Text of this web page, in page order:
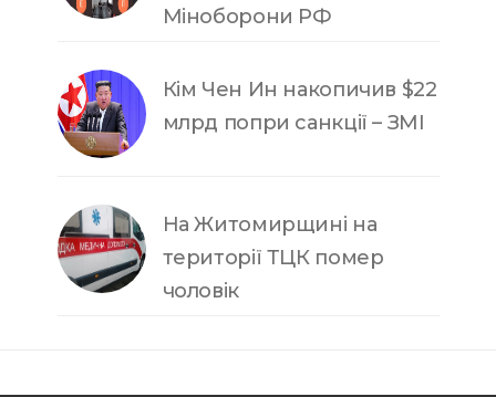
Міноборони РФ
Кім Чен Ин накопичив $22
млрд попри санкції – ЗМІ
На Житомирщині на
території ТЦК помер
чоловік